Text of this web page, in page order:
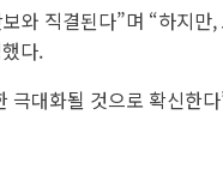
와 직결된다”며 “하지
다.
극대화될 것으로 확신한